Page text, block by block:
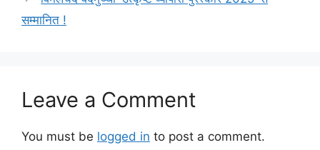
सम्मानित !
Leave a Comment
You must be logged in to post a comment.